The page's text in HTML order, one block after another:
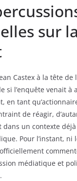
sur
Castex à la tête de
si l’enquête venait à
en tant
de réagir,
dans un contexte
Pour l’instant, ni
officiellement
médiatique et